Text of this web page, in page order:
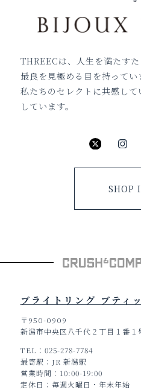
THREECは、人生を満たす
最良を見極める目を持ってい
私たちのセレクトに共感し
しています。
SHOP
ブライトリング ブティ
〒950-0909
新潟市中央区八千代２丁目１番
TEL
025-278-7784
最寄駅
JR 新潟駅
営業時間
10:00-19:00
定休日
毎週火曜日・年末年始